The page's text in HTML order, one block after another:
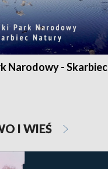
Narodowy - Skarbiec
I WIEŚ